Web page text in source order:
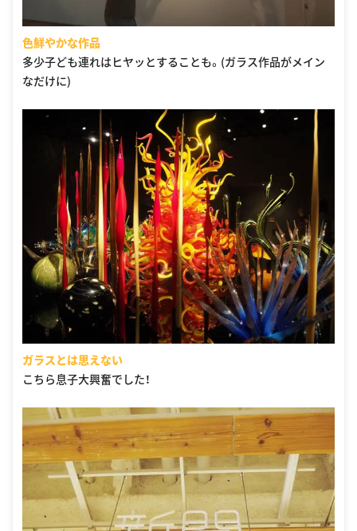
色鮮やかな作品
多少子ども連れはヒヤッとすることも。(ガラス作品がメイン
なだけに)
ガラスとは思えない
こちら息子大興奮でした！